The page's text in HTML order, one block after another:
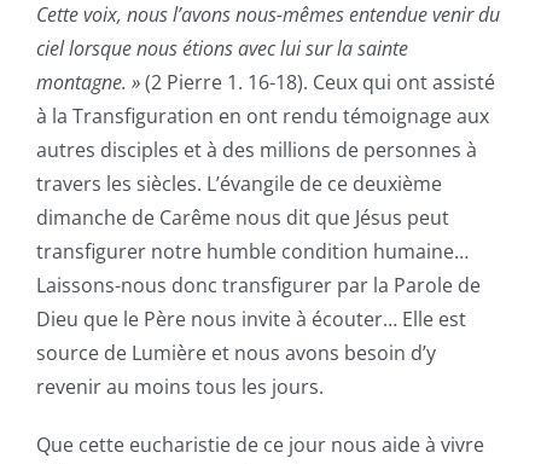
Cette voix, nous l’avons nous-mêmes entendue venir du
ciel lorsque nous étions avec lui sur la sainte
montagne. »(2 Pierre 1. 16-18). Ceux qui ont assisté
à la Transfiguration en ont rendu témoignage aux
autres disciples et à des millions de personnes à
travers les siècles. L’évangile de ce deuxième
dimanche de Carême nous dit que Jésus peut
transfigurer notre humble condition humaine…
Laissons-nous donc transfigurer par la Parole de
Dieu que le Père nous invite à écouter… Elle est
source de Lumière et nous avons besoin d’y
revenir au moins tous les jours.
Que cette eucharistie de ce jour nous aide à vivre